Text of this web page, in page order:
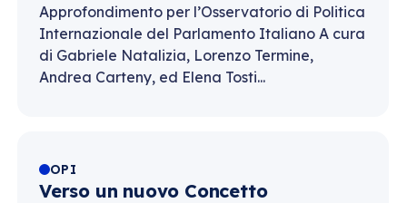
Approfondimento per l’Osservatorio di Politica
Internazionale del Parlamento Italiano A cura
di Gabriele Natalizia, Lorenzo Termine,
Andrea Carteny, ed Elena Tosti...
OPI
Verso un nuovo Concetto